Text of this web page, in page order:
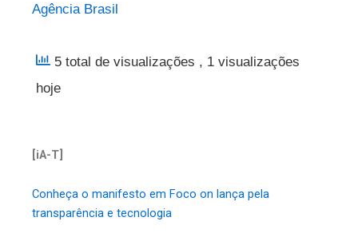
Agência Brasil
5 total de visualizações , 1 visualizações
hoje
[iA-T]
Conheça o manifesto em Foco on lança pela
transparência e tecnologia